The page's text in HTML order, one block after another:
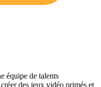
équipe de talents
des jeux vidéo primés et